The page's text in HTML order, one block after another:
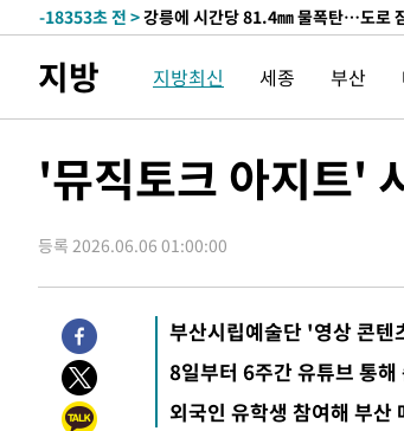
-14460초 전 >백운산서 80년근 천종산삼 9뿌리 발
-9704초 전 >
남자 농구, 나고야 아시안게임서 '홈팀'
-9080초 전 >여수 오동도 해상서 모터보트 전복…1
주 날씨]
-2325초 전 > 축구협회 "압수수색·성접대 논란 사
2시간 전 >'최고 37도' 폭염 지속…강원동해안 최대
4시간 전 >[속보]뉴욕증시 상승 마감…S&P 0.6%
-26407초 전 >
낮 최고 35도 '무더위'…동해안 시간
-25677초 전 >
틀레티코 이적"
-25459초 전 > 수도권 40도 육박 '펄펄'…동해안 일부
-24428초 전 >
온열질환 사망자 3명 늘어…누적 환자
지방 지방최신 세종 부산
'뮤직토크 아지트'
등록 2026.06.06 01:00:00
부산시립예술단 '영상 콘텐
8일부터 6주간 유튜브 통해
외국인 유학생 참여해 부산